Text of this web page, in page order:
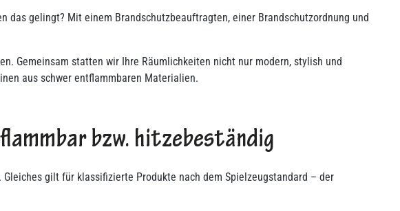
gelingt? Mit einem Brandschutzbeauftragten, einer Brandschutzordnung und
Gemeinsam statten wir Ihre Räumlichkeiten nicht nur modern, stylish und
aus schwer entflammbaren Materialien.
bzw. hitzebeständig
gilt für klassifizierte Produkte nach dem Spielzeugstandard – der